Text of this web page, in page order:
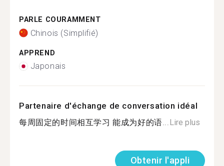
PARLE COURAMMENT
Chinois (Simplifié)
APPREND
Japonais
Partenaire d'échange de conversation idéal
每周固定的时间相互学习 能成为好的语...Lire plus
Obtenir l'appli